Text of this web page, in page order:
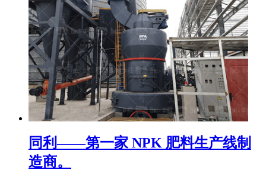
同利——第一家 NPK 肥料生产线制
造商。